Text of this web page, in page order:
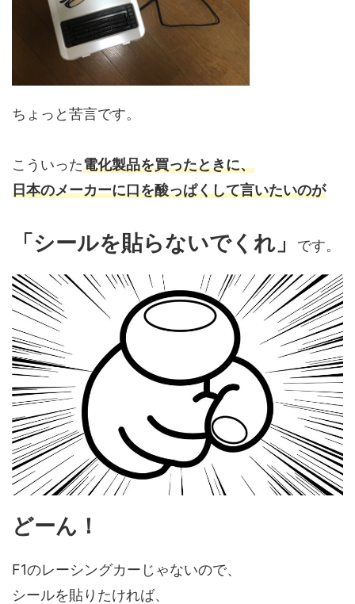
ちょっと苦言です。
こういった電化製品を買ったときに、
日本のメーカーに口を酸っぱくして言いたいのが
「シールを貼らないでくれ」 です。
どーん！
F1のレーシングカーじゃないので、
シールを貼りたければ、